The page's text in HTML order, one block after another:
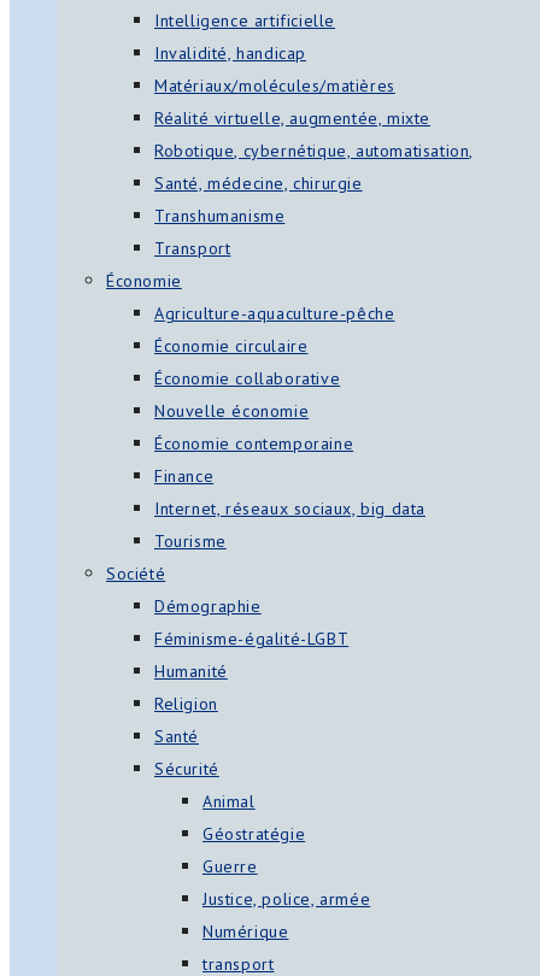
Intelligence artificielle
Invalidité, handicap
Matériaux/molécules/matières
Réalité virtuelle, augmentée, mixte
Robotique, cybernétique, automatisation,
Santé, médecine, chirurgie
Transhumanisme
Transport
Économie
Agriculture-aquaculture-pêche
Économie circulaire
Économie collaborative
Nouvelle économie
Économie contemporaine
Finance
Internet, réseaux sociaux, big data
Tourisme
Société
Démographie
Féminisme-égalité-LGBT
Humanité
Religion
Santé
Sécurité
Animal
Géostratégie
Guerre
Justice, police, armée
Numérique
transport